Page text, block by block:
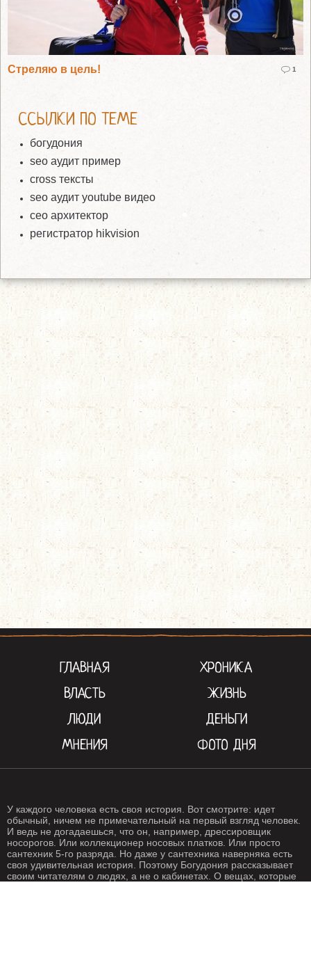
Стреляю в цель! 1
ССЫЛКИ ПО ТЕМЕ
богудония
seo аудит пример
cross тексты
seo аудит youtube видео
сео архитектор
регистратор hikvision
ГЛАВНАЯ
ХРОНИКА
ВЛАСТЬ
ЖИЗНЬ
ЛЮДИ
ДЕНЬГИ
МНЕНИЯ
ФОТО ДНЯ
У каждого человека есть своя история. Вот смотрите: идет
обычный, ничем не примечательный на первый взгляд человек.
И ведь не догадаешься, что он, например, дрессировщик
носорогов. Или коллекционер носовых платков. Или просто
сантехник 5-го разряда. Но даже у сантехника наверняка есть
своя удивительная история. Поэтому Богудония рассказывает
своим читателям о людях, а не о кабинетах. О вещах, которые